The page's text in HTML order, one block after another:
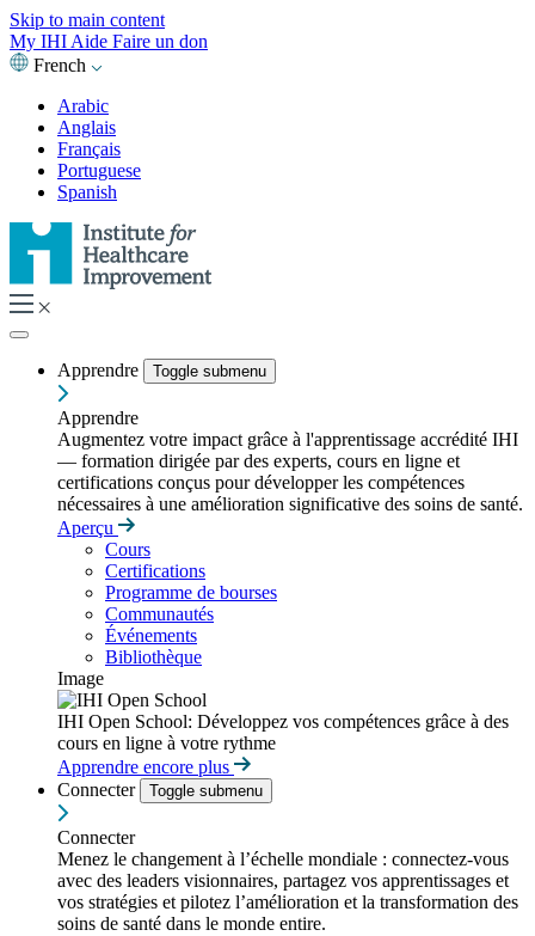
Skip to main content
My IHI Aide Faire un don
French
Arabic
Anglais
Français
Portuguese
Spanish
Apprendre Toggle submenu
Apprendre
Augmentez votre impact grâce à l'apprentissage accrédité IHI
— formation dirigée par des experts, cours en ligne et
certifications conçus pour développer les compétences
nécessaires à une amélioration significative des soins de santé.
Aperçu
Cours
Certifications
Programme de bourses
Communautés
Événements
Bibliothèque
Image
IHI Open School: Développez vos compétences grâce à des
cours en ligne à votre rythme
Apprendre encore plus
Connecter
Toggle submenu
Connecter
Menez le changement à l’échelle mondiale : connectez-vous
avec des leaders visionnaires, partagez vos apprentissages et
vos stratégies et pilotez l’amélioration et la transformation des
soins de santé dans le monde entire.